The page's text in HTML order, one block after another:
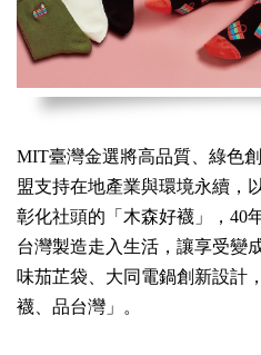
MIT臺灣金選將高品質、綠色
盟支持在地產業與環境永續，
彰化社頭的「木森好襪」，40
台灣製造走入生活，讓享受變
味茄芷袋、大同電鍋創新設計
襪、品台灣」。